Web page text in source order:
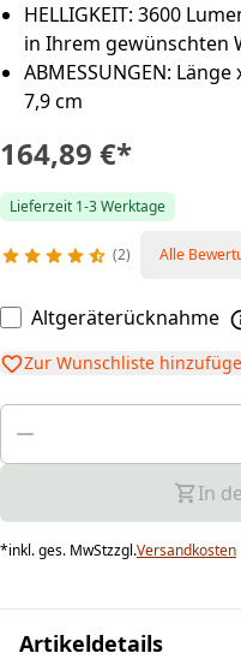
HELLIGKEIT: 3600
in Ihrem gewünschten
ABMESSUNGEN:
7,9 cm
164,89 €*
Lieferzeit 1-3 Werktage
2 Alle
Altgeräterücknahme
Zur Wunschliste
In
*inkl. ges. MwStzzgl.Versandkosten
Artikeldetails